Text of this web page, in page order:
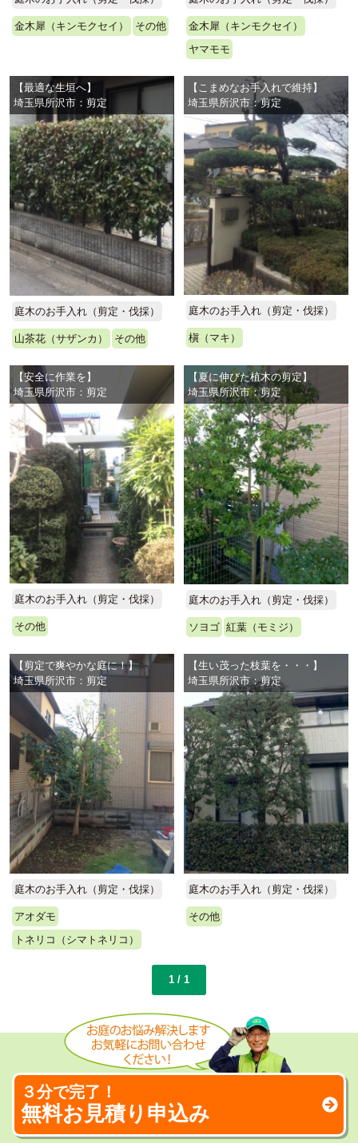
金木犀（キンモクセイ） その他
金木犀（キンモクセイ）
ヤマモモ
【最適な生垣へ】
埼玉県所沢市：剪定
庭木のお手入れ（剪定・伐採）
山茶花（サザンカ） その他
【こまめなお手入れで維持】
埼玉県所沢市：剪定
庭木のお手入れ（剪定・伐採）
槇（マキ）
【安全に作業を】
埼玉県所沢市：剪定
庭木のお手入れ（剪定・伐採）
その他
【夏に伸びた植木の剪定】
埼玉県所沢市：剪定
庭木のお手入れ（剪定・伐採）
ソヨゴ 紅葉（モミジ）
【剪定で爽やかな庭に！】
埼玉県所沢市：剪定
庭木のお手入れ（剪定・伐採）
アオダモ
トネリコ（シマトネリコ）
【生い茂った枝葉を・・・】
埼玉県所沢市：剪定
庭木のお手入れ（剪定・伐採）
その他
1 / 1
３分で完了！
無料お見積り申込み